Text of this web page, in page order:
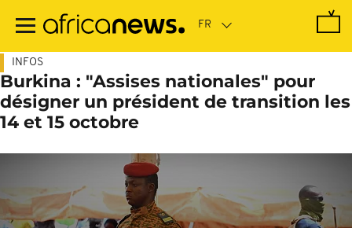
contenu
INFOS
Burkina : "Assises nationales" pour
désigner un président de transition les
14 et 15 octobre